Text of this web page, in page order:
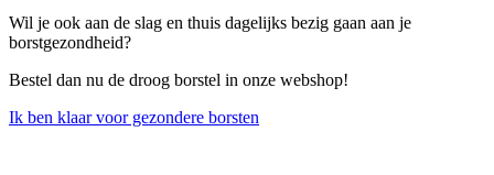
Wil je ook aan de slag en thuis dagelijks bezig gaan aan je
borstgezondheid?
Bestel dan nu de droog borstel in onze webshop!
Ik ben klaar voor gezondere borsten